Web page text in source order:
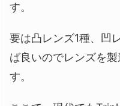
す。
要は凸レンズ1種、凹
ば良いのでレンズを
す。